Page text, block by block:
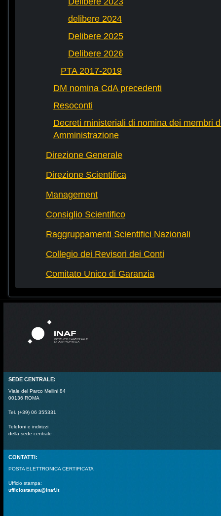
delibere 2024
Delibere 2025
Delibere 2026
PTA 2017-2019
DM nomina CdA precedenti
Resoconti
Decreti ministeriali di nomina dei membri
Amministrazione
Direzione Generale
Direzione Scientifica
Management
Consiglio Scientifico
Raggruppamenti Scientifici Nazionali
Collegio dei Revisori dei Conti
Comitato Unico di Garanzia
SEDE CENTRALE:
Viale del Parco Mellini 84
00136 ROMA
Tel. (+39) 06 355331
Telefoni e indirizzi
della sede centrale
CONTATTI:
POSTA ELETTRONICA CERTIFICATA
Ufficio stampa:
ufficiostampa@inaf.it